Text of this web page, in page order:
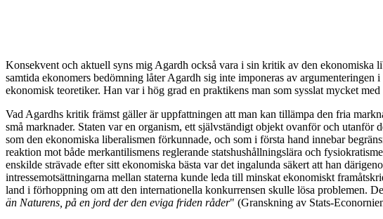
Konsekvent och aktuell syns mig Agardh också vara i sin kritik av den
samtida ekonomers bedömning låter Agardh sig inte imponeras av argumenteringen i
ekonomisk teoretiker. Han var i hög grad en praktikens man som sysslat mycket
Vad Agardhs kritik främst gäller är uppfattningen att man kan tillämpa den fria
små marknader. Staten var en organism, ett självständigt objekt ovanför och
som den ekonomiska liberalismen förkunnade, och som i första hand innebar
reaktion mot både merkantilismens reglerande statshushållningslära och
enskilde strävade efter sitt ekonomiska bästa var det ingalunda säkert att han
intressemotsättningarna mellan staterna kunde leda till minskat ekonomiskt
land i förhoppning om att den internationella konkurrensen skulle lösa problemen.
än Naturens, på en jord der den eviga friden råder" (Granskning av Stats-